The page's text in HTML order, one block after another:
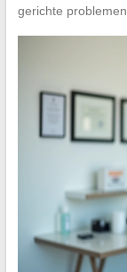
gerichte problemen.